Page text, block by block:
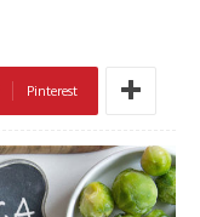
Pinterest